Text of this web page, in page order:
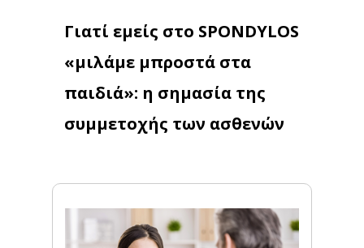
Γιατί εμείς στo SPONDYLOS
«μιλάμε μπροστά στα
παιδιά»: η σημασία της
συμμετοχής των ασθενών